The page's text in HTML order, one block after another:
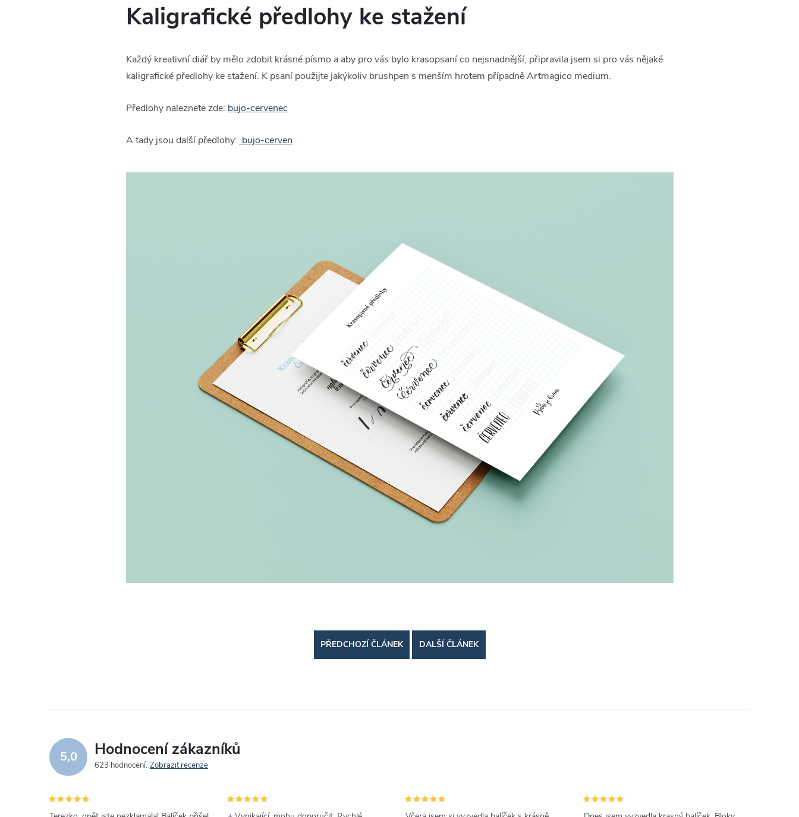
Kaligrafické předlohy ke stažení
Každý kreativní diář by mělo zdobit krásné písmo a aby pro vás bylo krasopsaní co nejsnadnější, připravila jsem si pro vás nějaké
kaligrafické předlohy ke stažení. K psaní použijte jakýkoliv brushpen s menším hrotem případně Artmagico medium.
Předlohy naleznete zde: bujo-cervenec
A tady jsou další předlohy: bujo-cerven
PŘEDCHOZÍ ČLÁNEK DALŠÍ ČLÁNEK
5,0 Hodnocení zákazníků
623 hodnocení Zobrazit recenze